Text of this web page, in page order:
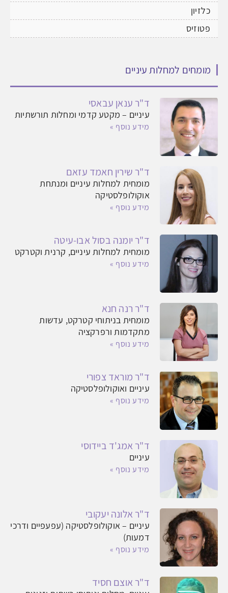
כלזיון
פטוזיס
מומחים למחלות עיניים
ד"ר ענאן עבאסי
עיניים – מקטע קדמי ומחלות תורשתיות
מידע נוסף »
ד"ר שירין חאמד עזאם
מומחית למחלות עיניים ומנתחת
אוקולופלסטיקה
מידע נוסף »
ד"ר יומנה בסול אבו-עיטה
מומחית למחלות עיניים, קרנית וקטרקט
מידע נוסף »
ד"ר רנה חנא
מומחית בניתוחי קטרקט, עדשות
מתקדמות ורפרקציה
מידע נוסף »
ד"ר מוראד צפורי
עיניים ואוקולופלסטיקה
מידע נוסף »
ד"ר אמג'ד ביידוסי
עיניים
מידע נוסף »
ד"ר אלונה יעקובי
עיניים – אוקולופלסטיקה (עפעפיים ודרכי
דמעות)
מידע נוסף »
ד"ר אוצם חסיד